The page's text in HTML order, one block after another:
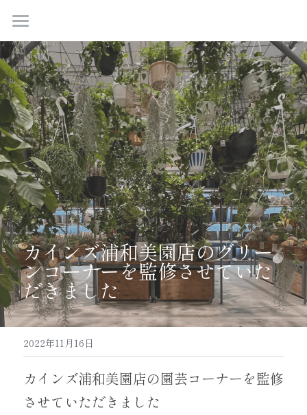
TOP
ABOUT
NEWS
WORKS
SHOP
ONLINESHOP
CONTACT
COMPANY
カインズ浦和美園店のグリー
ンコーナーを監修させていた
だきました
2022年11月16日
カインズ浦和美園店の園芸コーナーを監修
させていただきました